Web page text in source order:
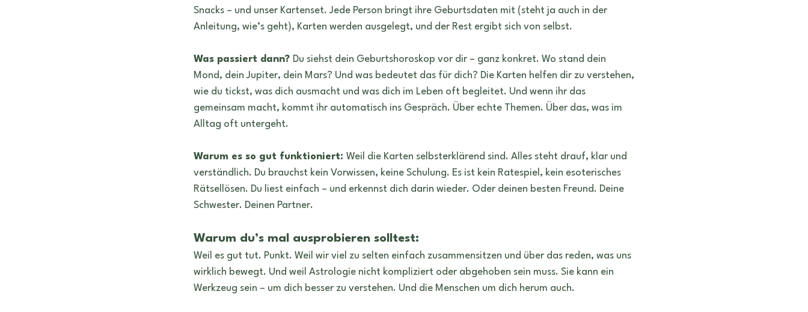
Snacks – und unser Kartenset. Jede Person bringt ihre Geburtsdaten mit (steht ja auch in der
Anleitung, wie’s geht), Karten werden ausgelegt, und der Rest ergibt sich von selbst.
Was passiert dann? Du siehst dein Geburtshoroskop vor dir – ganz konkret. Wo stand dein
Mond, dein Jupiter, dein Mars? Und was bedeutet das für dich? Die Karten helfen dir zu verstehen,
wie du tickst, was dich ausmacht und was dich im Leben oft begleitet. Und wenn ihr das
gemeinsam macht, kommt ihr automatisch ins Gespräch. Über echte Themen. Über das, was im
Alltag oft untergeht.
Warum es so gut funktioniert: Weil die Karten selbsterklärend sind. Alles steht drauf, klar und
verständlich. Du brauchst kein Vorwissen, keine Schulung. Es ist kein Ratespiel, kein esoterisches
Rätsellösen. Du liest einfach – und erkennst dich darin wieder. Oder deinen besten Freund. Deine
Schwester. Deinen Partner.
Warum du’s mal ausprobieren solltest:
Weil es gut tut. Punkt. Weil wir viel zu selten einfach zusammensitzen und über das reden, was uns
wirklich bewegt. Und weil Astrologie nicht kompliziert oder abgehoben sein muss. Sie kann ein
Werkzeug sein – um dich besser zu verstehen. Und die Menschen um dich herum auch.